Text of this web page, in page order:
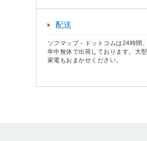
配送
ソフマップ・ドットコムは24時間、
年中無休で出荷しております。大型
家電もおまかせください。